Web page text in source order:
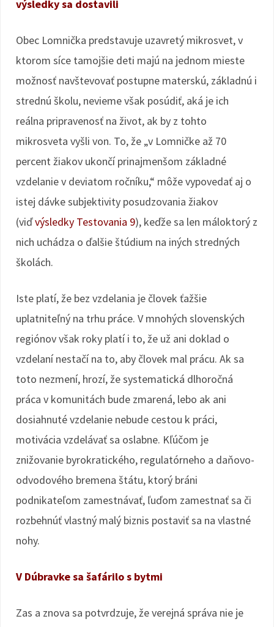
výsledky sa dostavili
Obec Lomnička predstavuje uzavretý mikrosvet, v
ktorom síce tamojšie deti majú na jednom mieste
možnosť navštevovať postupne materskú, základnú i
strednú školu, nevieme však posúdiť, aká je ich
reálna pripravenosť na život, ak by z tohto
mikrosveta vyšli von. To, že „v Lomničke až 70
percent žiakov ukončí prinajmenšom základné
vzdelanie v deviatom ročníku,“ môže vypovedať aj o
istej dávke subjektivity posudzovania žiakov
(viďvýsledky Testovania 9), keďže sa len máloktorý z
nich uchádza o ďalšie štúdium na iných stredných
školách.
Iste platí, že bez vzdelania je človek ťažšie
uplatniteľný na trhu práce. V mnohých slovenských
regiónov však roky platí i to, že už ani doklad o
vzdelaní nestačí na to, aby človek mal prácu. Ak sa
toto nezmení, hrozí, že systematická dlhoročná
práca v komunitách bude zmarená, lebo ak ani
dosiahnuté vzdelanie nebude cestou k práci,
motivácia vzdelávať sa oslabne. Kľúčom je
znižovanie byrokratického, regulatórneho a daňovo-
odvodového bremena štátu, ktorý bráni
podnikateľom zamestnávať, ľuďom zamestnať sa či
rozbehnúť vlastný malý biznis postaviť sa na vlastné
nohy.
V Dúbravke sa šafárilo s bytmi
Zas a znova sa potvrdzuje, že verejná správa nie je